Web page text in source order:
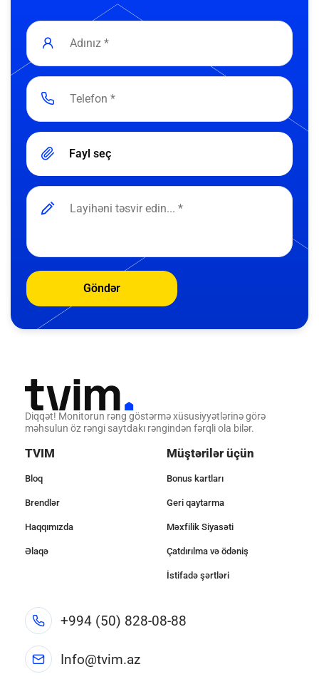
Fayl seç
Göndər
Diqqət! Monitorun rəng göstərmə xüsusiyyətlərinə görə
məhsulun öz rəngi saytdakı rəngindən fərqli ola bilər.
TVIM
Bloq
Brendlər
Haqqımızda
Əlaqə
Müştərilər üçün
Bonus kartları
Geri qaytarma
Məxfilik Siyasəti
Çatdırılma və ödəniş
İstifadə şərtləri
+994 (50) 828-08-88
Info@tvim.az